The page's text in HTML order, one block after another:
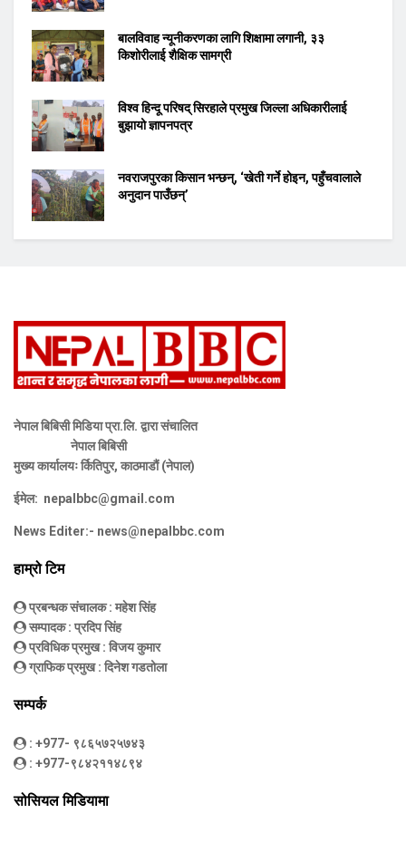
बालविवाह न्यूनीकरणका लागि शिक्षामा लगानी, ३३
किशोरीलाई शैक्षिक सामग्री
विश्व हिन्दू परिषद् सिरहाले प्रमुख जिल्ला अधिकारीलाई
बुझायो ज्ञापनपत्र
नवराजपुरका किसान भन्छन्, ‘खेती गर्ने होइन, पहुँचवालाले
अनुदान पाउँछन्’
नेपाल बिबिसी मिडिया प्रा.लि. द्वारा संचालित
नेपाल बिबिसी
मुख्य कार्यालयः र्कितिपुर, काठमाडौं (नेपाल)
ईमेल: nepalbbc@gmail.com
News Editer:- news@nepalbbc.com
हाम्रो टिम
प्रबन्धक संचालक: महेश सिंह
सम्पादक: प्रदिप सिंह
प्रविधिक प्रमुख: विजय कुमार
ग्राफिक प्रमुख: दिनेश गडतोला
सम्पर्क
: +977- ९८६५७२५७४३
: +977-९८४२११४८९४
सोसियल मिडियामा